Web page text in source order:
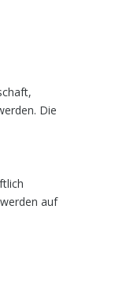
Die
auf